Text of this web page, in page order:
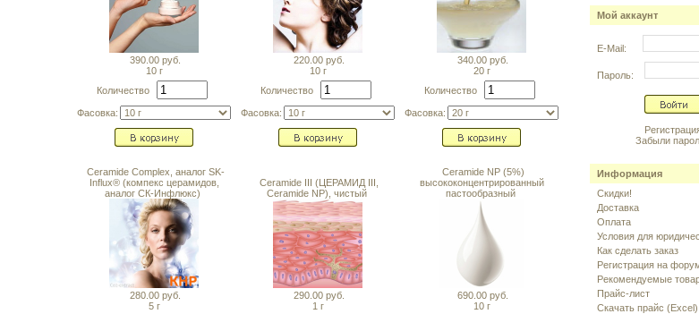
390.00 руб.
10 г
Количество
Фасовка:
220.00 руб.
10 г
Количество
Фасовка:
340.00 руб.
20 г
Количество
Фасовка:
Ceramide Complex, аналог SK-
Influx® (компекс церамидов,
аналог СК-Инфлюкс)
280.00 руб.
5 г
Ceramide III (ЦЕРАМИД III,
Ceramide NP), чистый
290.00 руб.
1 г
Ceramide NP (5%)
высококонцентрированный
пастообразный
690.00 руб.
10 г
Мой аккаунт
E-Mail:
Пароль:
Забыли
Информация
Скидки!
Доставка
Оплата
Условия для
Как сделать заказ
Регистрация на
Рекомендуемые
Прайс-лист
Скачать прайс (Excel)